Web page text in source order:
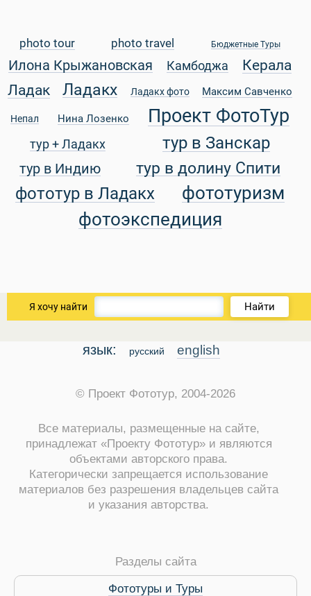
photo tour photo travel Бюджетные Туры
Илона Крыжановская Камбоджа
Керала
Ладак
Ладакх Ладакх фото Максим Савченко
Непал Нина Лозенко Проект ФотоТур
тур + Ладакх тур в Занскар
тур в Индию тур в долину Спити
фототур в Ладакх
фототуризм
фотоэкспедиция
Я хочу найти Найти
язык: русский english
© Проект Фототур, 2004-2026
Все материалы, размещенные на сайте,
принадлежат «Проекту Фототур» и являются
объектами авторского права.
Категорически запрещается использование
материалов без разрешения владельцев сайта
и указания авторства.
Разделы сайта
Фототуры и Туры